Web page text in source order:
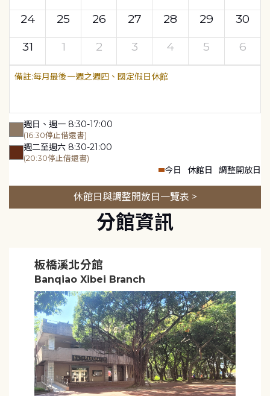
24
25 26 27 28 29
30
31
1 2 3 4 5 6
每月最後一週之週四、國定假日休館
週日、週一 8:30-17:00
(16:30停止借還書)
週二至週六 8:30-21:00
(20:30停止借還書)
今日 休館日 調整開放日
休館日與調整開放日一覽表 >
分館資訊
板橋溪北分館
Banqiao Xibei Branch